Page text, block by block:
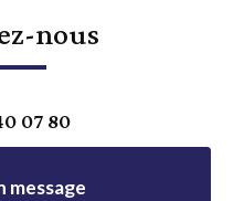
nous
07 80
message